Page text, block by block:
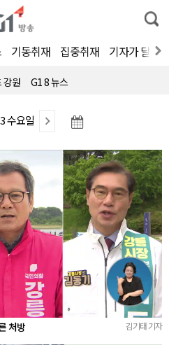
통
합
색
기동취재 집중취재 기자가 달려
강원 G1 8 뉴스
수요일
처방 김기태 기자